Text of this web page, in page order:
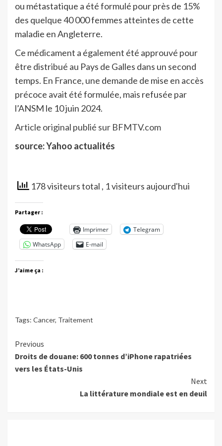
ou métastatique a été formulé pour près de 15%
des quelque 40 000 femmes atteintes de cette
maladie en Angleterre.
Ce médicament a également été approuvé pour
être distribué au Pays de Galles dans un second
temps. En France, une demande de mise en accès
précoce avait été formulée, mais refusée par
l’ANSM le 10 juin 2024.
Article original publié sur BFMTV.com
source: Yahoo actualités
178 visiteurs total , 1 visiteurs aujourd'hui
Partager :
Imprimer
Telegram
WhatsApp
E-mail
J’aime ça :
Tags: Cancer, Traitement
Continue
Reading
Previous
Droits de douane: 600 tonnes d’iPhone rapatriées
vers les États-Unis
Next
La littérature mondiale est en deuil